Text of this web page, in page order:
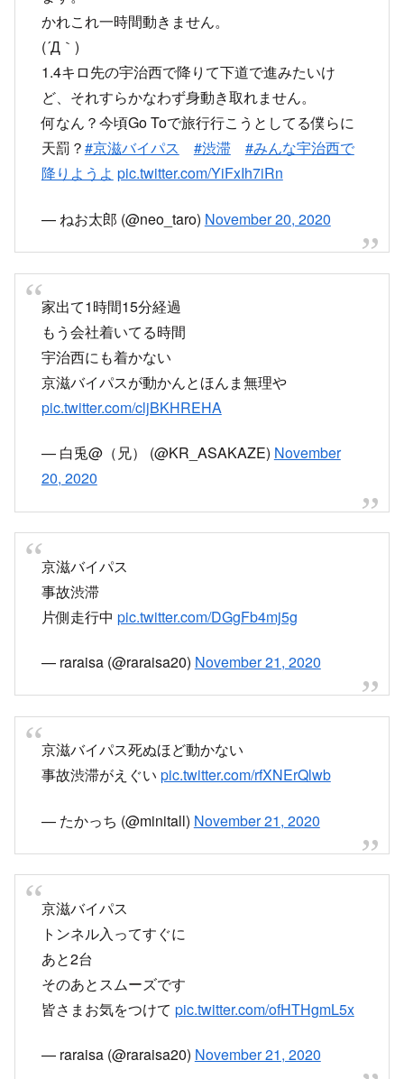
京滋バイパス東向き、笠取付近の事故で止まって
ます。
かれこれ一時間動きません。
(´Д｀)
1.4キロ先の宇治西で降りて下道で進みたいけ
ど、それすらかなわず身動き取れません。
何なん？今頃Go Toで旅行行こうとしてる僕らに
降りようよ pic.twitter.com/YiFxIh7iRn
家出て1時間15分経過
もう会社着いてる時間
宇治西にも着かない
pic.twitter.com/cljBKHREHA
— 白兎@（兄） (@KR_ASAKAZE)November
20, 2020
京滋バイパス
事故渋滞
— raraisa (@raraisa20)
京滋バイパス死ぬほど動かない
— たかっち (@minitall)
京滋バイパス
トンネル入ってすぐに
そのあとスムーズです